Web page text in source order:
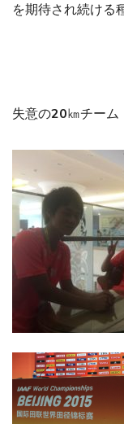
を期待され続ける
失意の20㎞チーム